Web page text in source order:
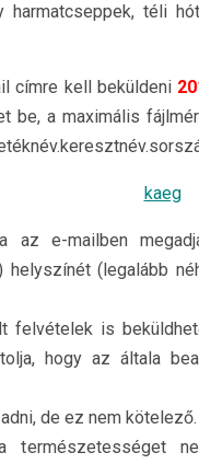
téli
címre kell beküldeni
be, a maximális
az e-mailben
helyszínét (legalább
is
hogy az általa
de ez nem kötelező.
természetességet